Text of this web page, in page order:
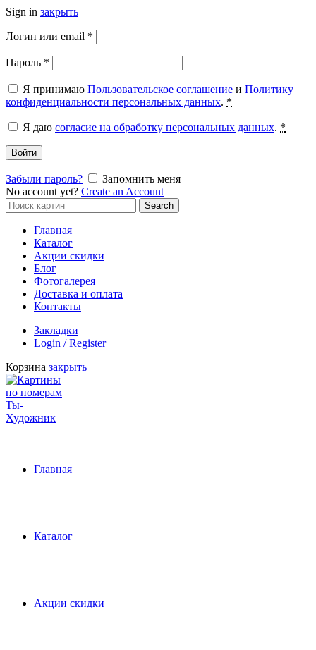
Sign in закрыть
Логин или email *
Пароль *
Я принимаю Пользовательское соглашение и Политику
конфиденциальности персональных данных. *
Я даю согласие на обработку персональных данных. *
Войти
Забыли пароль?
Запомнить меня
No account yet? Create an Account
Search
for:
Search
Главная
Каталог
Акции скидки
Блог
Фотогалерея
Доставка и оплата
Контакты
Закладки
Login / Register
Корзина закрыть
Главная
Каталог
Акции скидки